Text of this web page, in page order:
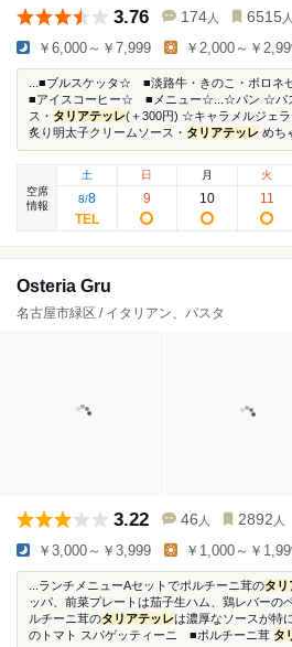
3.76 174 人 6515 人
￥6,000～￥7,999 ￥2,000～￥
...■ブルスケッタ☆ ■淡路牛・きのこ・ボロネ
■アイスコーヒー☆ ■メニュー☆...☆パン ☆パ
ス・ タリアテッレ(＋300円) ☆キャラメルジェ
炙り明太子クリームソース・ タリアテッレ めち
空席
情報
土
8/8
日
9
月
10
火
11
Osteria Gru
名古屋市緑区 / イタリアン、パスタ
3.22 46 人 2892 人
￥3,000～￥3,999 ￥1,000～￥
...ランチメニューAセットでポルチーニ茸のタリ
ッパ、前菜プレートは茄子生ハム、鶏レバーの
ルチーニ茸のタリアテッレは濃厚なソースが特
のトマト スパゲッティーニ ■ポルチーニ茸 タ